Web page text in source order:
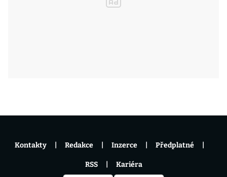
Kontakty Redakce Inzerce Předplatné
RSS Kariéra